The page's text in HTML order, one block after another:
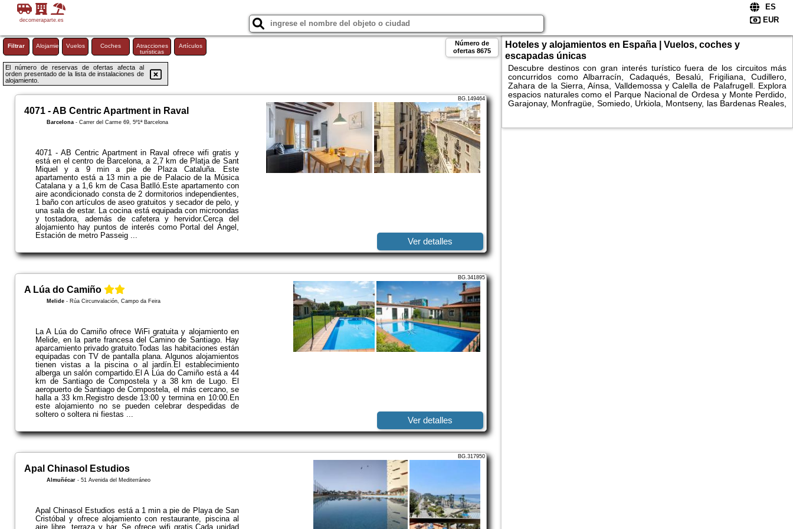
decomeraparte.es
Hoteles y alojamientos en España | Vuelos, coches y
escapadas únicas
Descubre destinos con gran interés turístico fuera de los circuitos más
concurridos como Albarracín, Cadaqués, Besalú, Frigiliana, Cudillero,
Zahara de la Sierra, Aínsa, Valldemossa y Calella de Palafrugell. Explora
espacios naturales como el Parque Nacional de Ordesa y Monte Perdido,
Garajonay, Monfragüe, Somiedo, Urkiola, Montseny, las Bardenas Reales,
hoteles y apartamentos.
Filtrar AlojamientoVuelos Coches
Atracciones
turísticas
Artículos
Número de
ofertas 8675
El número de reservas de ofertas afecta al
orden presentado de la lista de instalaciones de
alojamiento.
4071 - AB Centric Apartment in Raval
Barcelona -Carrer del Carme 69, 5º1ª Barcelona
4071 - AB Centric Apartment in Raval ofrece wifi gratis y
está en el centro de Barcelona, a 2,7 km de Platja de Sant
Miquel y a 9 min a pie de Plaza Cataluña. Este
apartamento está a 13 min a pie de Palacio de la Música
Catalana y a 1,6 km de Casa Batlló.Este apartamento con
aire acondicionado consta de 2 dormitorios independientes,
1 baño con artículos de aseo gratuitos y secador de pelo, y
una sala de estar. La cocina está equipada con microondas
y tostadora, además de cafetera y hervidor.Cerca del
alojamiento hay puntos de interés como Portal del Ángel,
Estación de metro Passeig ...
Ver detalles
BG.149464
A Lúa do Camiño
Melide - Rúa Circunvalación, Campo da Feira
La A Lúa do Camiño ofrece WiFi gratuita y alojamiento en
Melide, en la parte francesa del Camino de Santiago. Hay
aparcamiento privado gratuito.Todas las habitaciones están
equipadas con TV de pantalla plana. Algunos alojamientos
tienen vistas a la piscina o al jardín.El establecimiento
alberga un salón compartido.El A Lúa do Camiño está a 44
km de Santiago de Compostela y a 38 km de Lugo. El
aeropuerto de Santiago de Compostela, el más cercano, se
halla a 33 km.Registro desde 13:00 y termina en 10:00.En
este alojamiento no se pueden celebrar despedidas de
soltero o soltera ni fiestas ...
Ver detalles
BG.341895
Apal Chinasol Estudios
Almuñécar -51 Avenida del Mediterráneo
Apal Chinasol Estudios está a 1 min a pie de Playa de San
Cristóbal y ofrece alojamiento con restaurante, piscina al
aire libre, terraza y bar. Se ofrece wifi gratis.Cada unidad
BG.317950